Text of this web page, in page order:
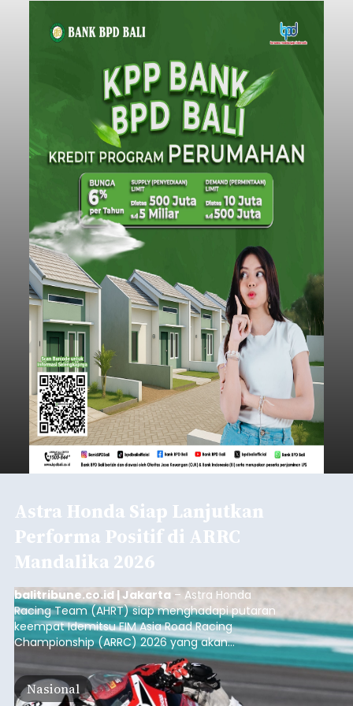
Astra Honda Siap Lanjutkan
Performa Positif di ARRC
Mandalika 2026
balitribune.co.id | Jakarta – Astra Honda
Racing Team (AHRT) siap menghadapi putaran
keempat Idemitsu FIM Asia Road Racing
Championship (ARRC) 2026 yang akan
berlangsung di Pertamina Mandalika
International Circuit, Lombok, Nusa Tenggara
Barat, pada 7–9 Agustus 2026.
Nasional